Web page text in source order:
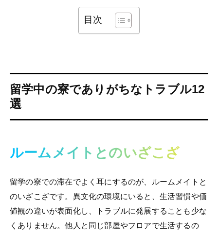
目次
留学中の寮でありがちなトラブル12
選
ルームメイトとのいざこざ
留学の寮での滞在でよく耳にするのが、ルームメイトと
のいざこざです。異文化の環境にいると、生活習慣や価
値観の違いが表面化し、トラブルに発展することも少な
くありません。他人と同じ部屋やフロアで生活するの